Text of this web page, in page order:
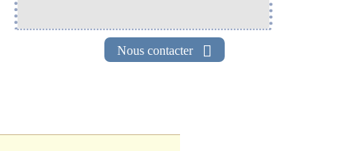
Nous contacter